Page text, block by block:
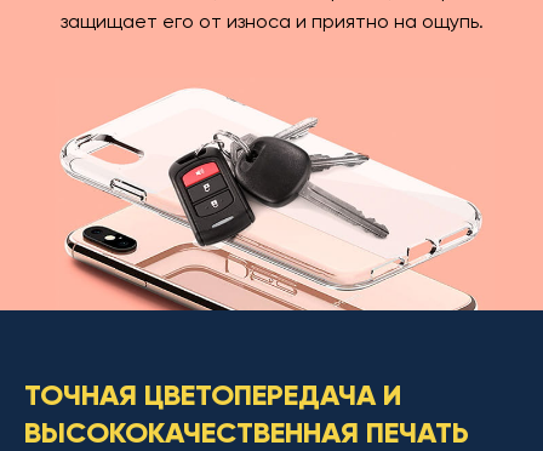
защищает его от износа и приятно на ощупь.
ТОЧНАЯ ЦВЕТОПЕРЕДАЧА И
ВЫСОКОКАЧЕСТВЕННАЯ ПЕЧАТЬ